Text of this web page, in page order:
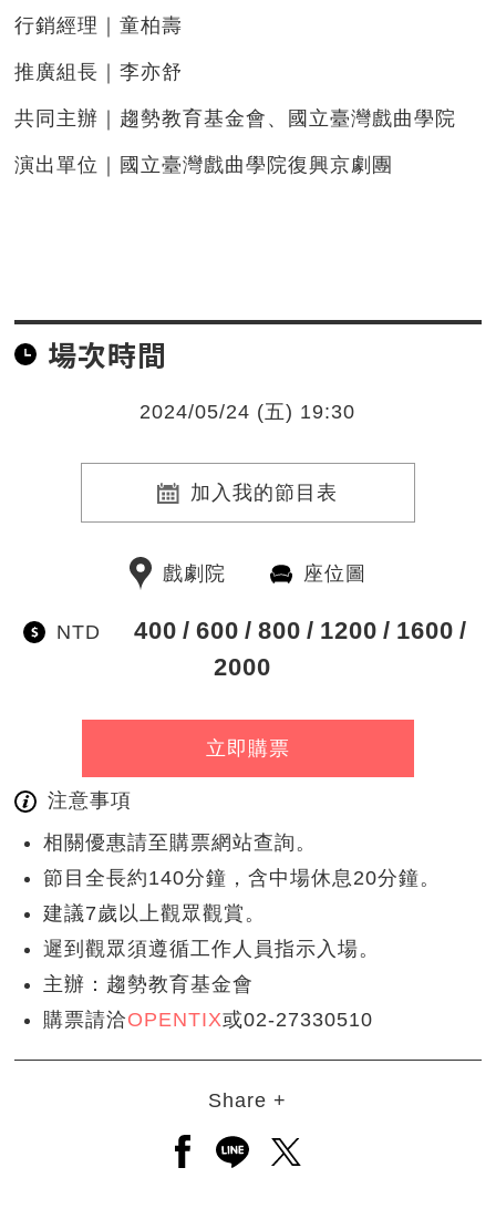
行銷經理｜童柏壽
推廣組長｜李亦舒
共同主辦｜趨勢教育基金會、國立臺灣戲曲學院
演出單位｜國立臺灣戲曲學院復興京劇團
場次時間
2024/05/24 (五) 19:30
加入我的節目表
戲劇院 座位圖
NTD 400 600 800 1200
1600
2000
立即購票
注意事項
相關優惠請至購票網站查詢。
節目全長約140分鐘，含中場休息20分鐘。
建議7歲以上觀眾觀賞。
遲到觀眾須遵循工作人員指示入場。
主辦：趨勢教育基金會
購票請洽OPENTIX或02-27330510
Share +
另開新視窗分享至facebook
另開新視窗分享至line
另開新視窗分享至